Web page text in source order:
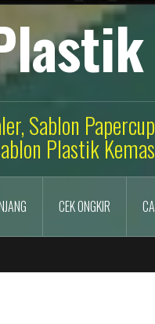
Sablon
Plastik
CEK ONGKIR